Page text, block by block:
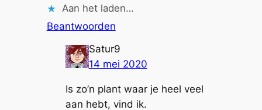
Aan het laden…
Beantwoorden
Satur9
14 mei 2020
Is zo’n plant waar je heel veel
aan hebt, vind ik.